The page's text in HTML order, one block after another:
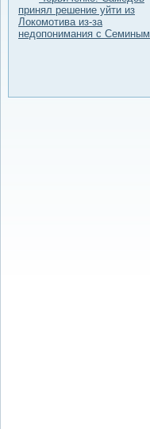
принял решение уйти из
Локомотива из-за
недопонимания с Семиным